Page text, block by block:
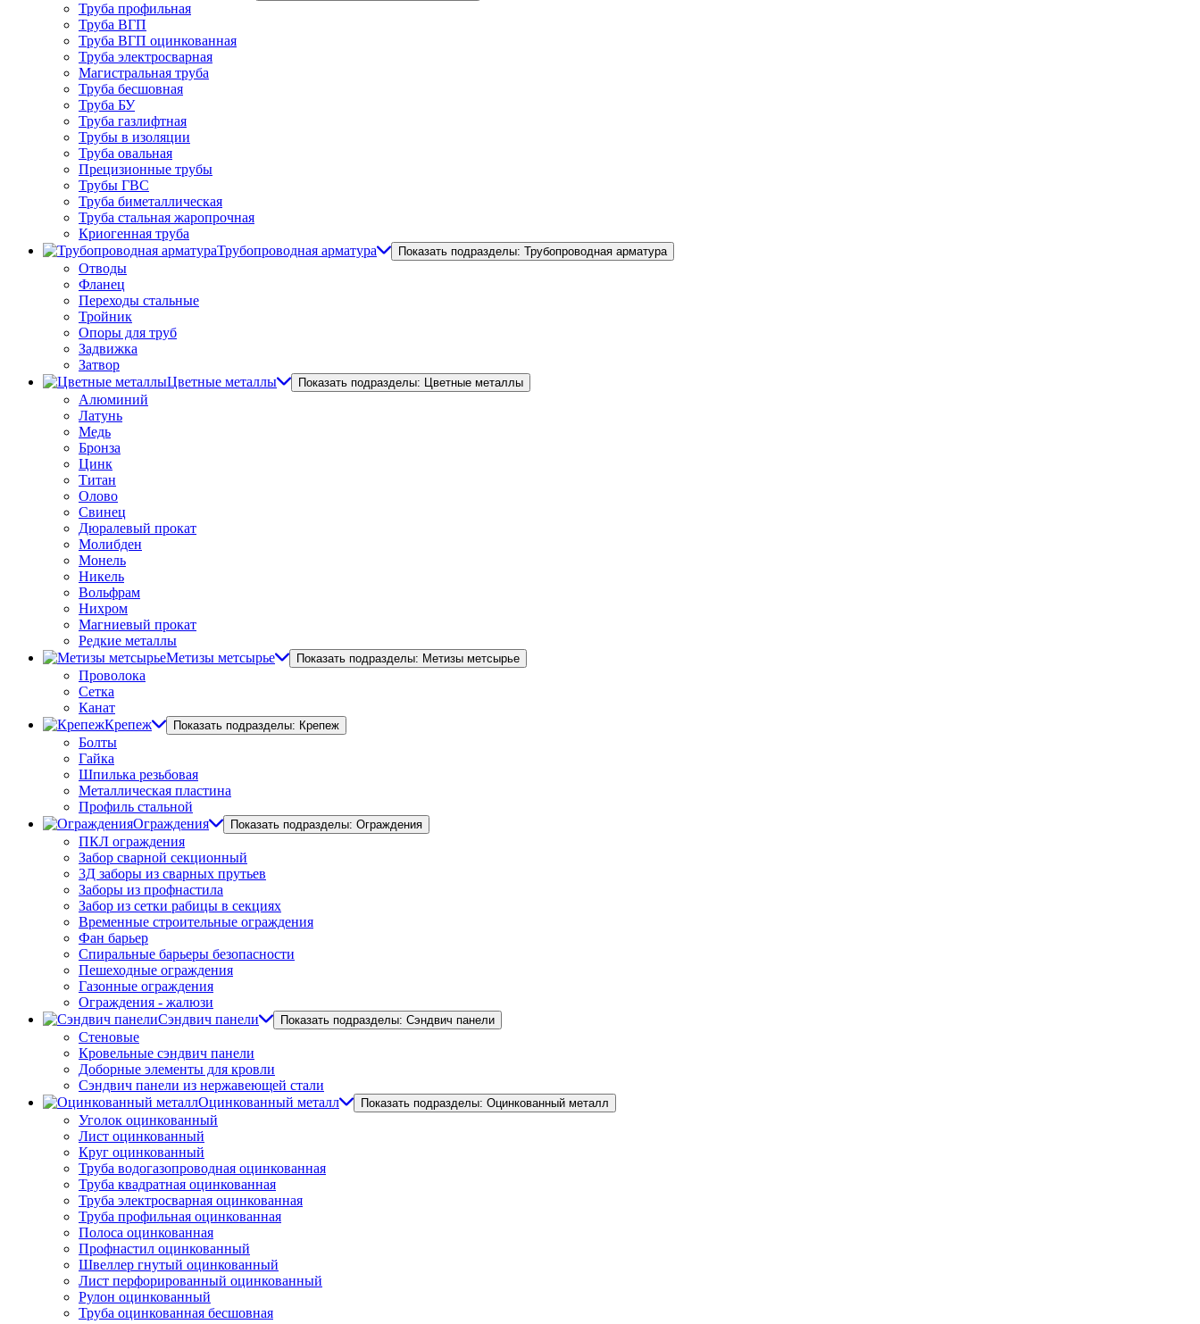
Труба профильная
Труба ВГП
Труба ВГП оцинкованная
Труба электросварная
Магистральная труба
Труба бесшовная
Труба БУ
Труба газлифтная
Трубы в изоляции
Труба овальная
Прецизионные трубы
Трубы ГВС
Труба биметаллическая
Труба стальная жаропрочная
Криогенная труба
Трубопроводная арматура
Показать подразделы: Трубопроводная арматура
Отводы
Фланец
Переходы стальные
Тройник
Опоры для труб
Задвижка
Затвор
Цветные металлы
Показать подразделы: Цветные металлы
Алюминий
Латунь
Медь
Бронза
Цинк
Титан
Олово
Свинец
Дюралевый прокат
Молибден
Монель
Никель
Вольфрам
Нихром
Магниевый прокат
Редкие металлы
Метизы метсырье
Показать подразделы: Метизы метсырье
Проволока
Сетка
Канат
Крепеж
Показать подразделы: Крепеж
Болты
Гайка
Шпилька резьбовая
Металлическая пластина
Профиль стальной
Ограждения
Показать подразделы: Ограждения
ПКЛ ограждения
Забор сварной секционный
3Д заборы из сварных прутьев
Заборы из профнастила
Забор из сетки рабицы в секциях
Временные строительные ограждения
Фан барьер
Спиральные барьеры безопасности
Пешеходные ограждения
Газонные ограждения
Ограждения - жалюзи
Сэндвич панели
Показать подразделы: Сэндвич панели
Стеновые
Кровельные сэндвич панели
Доборные элементы для кровли
Сэндвич панели из нержавеющей стали
Оцинкованный металл
Показать подразделы: Оцинкованный металл
Уголок оцинкованный
Лист оцинкованный
Круг оцинкованный
Труба водогазопроводная оцинкованная
Труба квадратная оцинкованная
Труба электросварная оцинкованная
Труба профильная оцинкованная
Полоса оцинкованная
Профнастил оцинкованный
Швеллер гнутый оцинкованный
Лист перфорированный оцинкованный
Рулон оцинкованный
Труба оцинкованная бесшовная